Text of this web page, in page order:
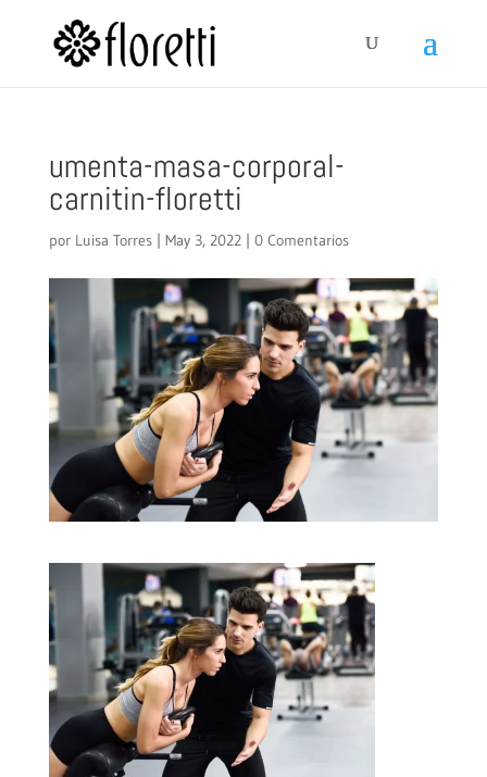
umenta-masa-corporal-
carnitin-floretti
por Luisa Torres| May 3, 2022| 0 Comentarios